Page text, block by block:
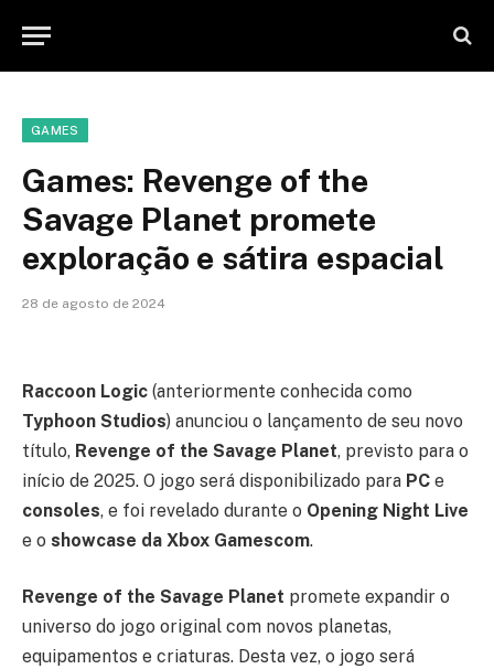
GAMES
Games: Revenge of the
Savage Planet promete
exploração e sátira espacial
28 de agosto de 2024
Raccoon Logic (anteriormente conhecida como
Typhoon Studios) anunciou o lançamento de seu novo
título, Revenge of the Savage Planet, previsto para o
início de 2025. O jogo será disponibilizado para PC e
consoles, e foi revelado durante o Opening Night Live
e o showcase da Xbox Gamescom.
Revenge of the Savage Planet promete expandir o
universo do jogo original com novos planetas,
equipamentos e criaturas. Desta vez, o jogo será